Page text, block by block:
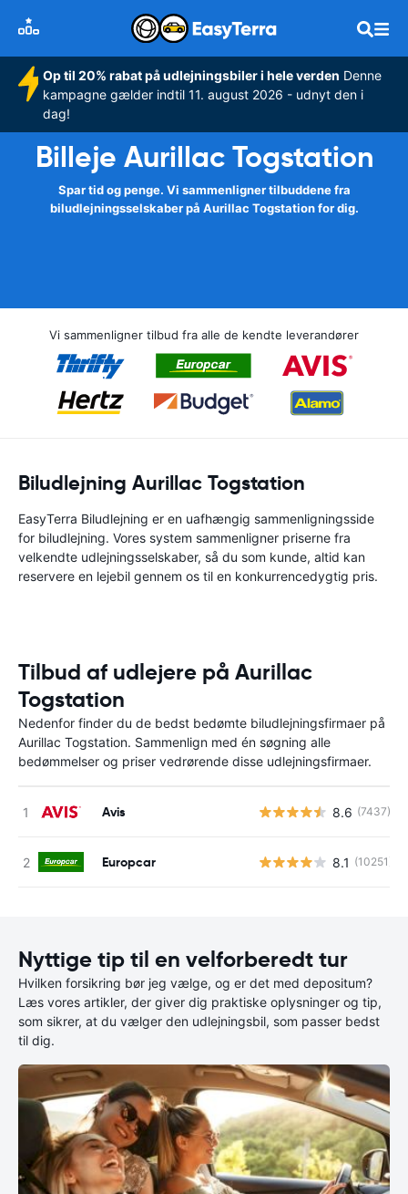
Op til 20% rabat på udlejningsbiler i hele verden Denne
kampagne gælder indtil 11. august 2026 - udnyt den i
dag!
Billeje Aurillac Togstation
Spar tid og penge. Vi sammenligner tilbuddene fra
biludlejningsselskaber på Aurillac Togstation for dig.
Vi sammenligner tilbud fra alle de kendte leverandører
Biludlejning Aurillac Togstation
EasyTerra Biludlejning er en uafhængig sammenligningsside
for biludlejning. Vores system sammenligner priserne fra
velkendte udlejningsselskaber, så du som kunde, altid kan
reservere en lejebil gennem os til en konkurrencedygtig pris.
Tilbud af udlejere på Aurillac
Togstation
Nedenfor finder du de bedst bedømte biludlejningsfirmaer på
Aurillac Togstation. Sammenlign med én søgning alle
bedømmelser og priser vedrørende disse udlejningsfirmaer.
Avis 8.6 (7437)
Europcar 8.1 (10251)
Nyttige tip til en velforberedt tur
Hvilken forsikring bør jeg vælge, og er det med depositum?
Læs vores artikler, der giver dig praktiske oplysninger og tip,
som sikrer, at du vælger den udlejningsbil, som passer bedst
til dig.